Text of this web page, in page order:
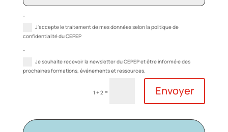
-
J'accepte le traitement de mes données selon la politique de
confidentialité du CEPEP
-
Je souhaite recevoir la newsletter du CEPEP et être informé·e des
prochaines formations, événements et ressources.
1 + 2 = Envoyer